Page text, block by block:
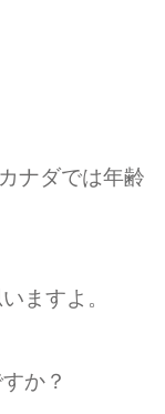
ナダでは年齢
ますよ。
か？